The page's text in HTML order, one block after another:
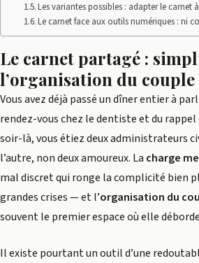
Les variantes possibles : adapter le carnet
Le carnet face aux outils numériques : ni
Le carnet partagé :
l’organisation du
Vous avez déjà passé un dîner entier à
rendez-vous chez le dentiste et du rappel
soir-là, vous étiez deux administrateurs
l’autre, non deux amoureux. La charge
mal discret qui ronge la complicité bien
grandes crises — et l’organisation du
souvent le premier espace où elle
Il existe pourtant un outil d’une